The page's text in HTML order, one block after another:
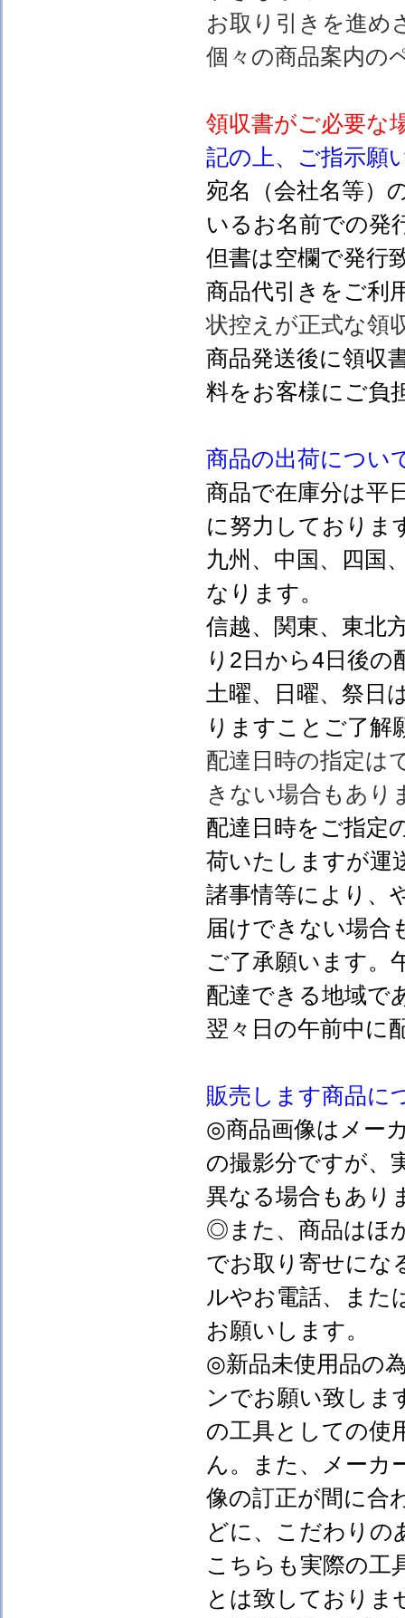
お取り引きを進め
個々の商品案内の
領収書がご必要な
記の上、ご指示願
宛名（会社名等）
いるお名前での発
但書は空欄で発行
商品代引きをご利
状控えが正式な領
商品発送後に領収
料をお客様にご負
商品の出荷につい
商品で在庫分は平
に努力しておりま
九州、中国、四国
なります。
信越、関東、東北
り2日から4日後の
土曜、日曜、祭日
りますことご了解
配達日時の指定は
きない場合もあり
配達日時をご指定
荷いたしますが運
諸事情等により、
届けできない場合
ご了承願います。
配達できる地域で
翌々日の午前中に
販売します商品に
◎商品画像はメー
の撮影分ですが、
異なる場合もあり
◎また、商品はほ
でお取り寄せにな
ルやお電話、また
お願いします。
◎新品未使用品の
ンでお願い致しま
の工具としての使
ん。また、メーカ
像の訂正が間に合
どに、こだわりの
こちらも実際の工
とは致しておりま